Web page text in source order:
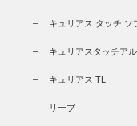
キュリアス タッチ ソ
キュリアスタッチアル
キュリアス TL
リーブ